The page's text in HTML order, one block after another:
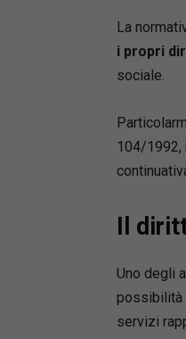
La
i propri
sociale.
104/1992,
Il
Uno degli
possibilità
servizi